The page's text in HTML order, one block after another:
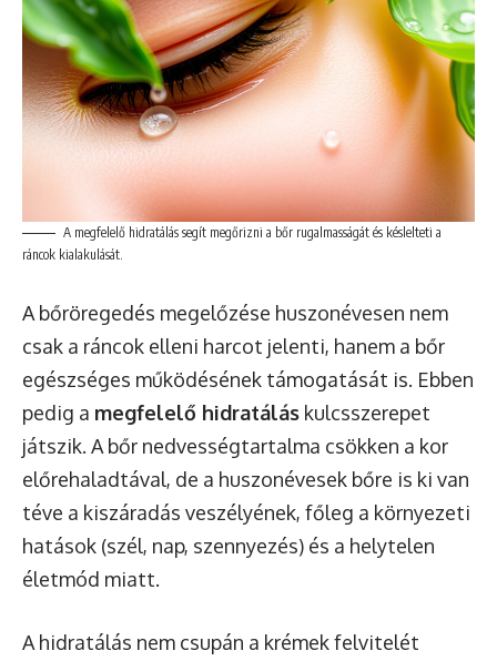
A megfelelő hidratálás segít megőrizni a bőr rugalmasságát és késlelteti a
ráncok kialakulását.
A bőröregedés megelőzése huszonévesen nem
csak a ráncok elleni harcot jelenti, hanem a bőr
egészséges működésének támogatását is. Ebben
pedig a megfelelő hidratálás kulcsszerepet
játszik. A bőr nedvességtartalma csökken a kor
előrehaladtával, de a huszonévesek bőre is ki van
téve a kiszáradás veszélyének, főleg a környezeti
hatások (szél, nap, szennyezés) és a helytelen
életmód miatt.
A hidratálás nem csupán a krémek felvitelét